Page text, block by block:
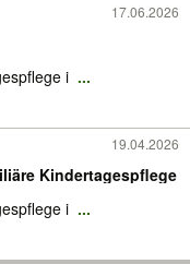
17.06.2026
i ...
19.04.2026
Kindertagespflege
i ...